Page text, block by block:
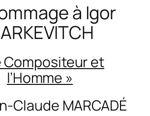
à Igor
Compositeur et
l’Homme »
Claude MARCADÉ